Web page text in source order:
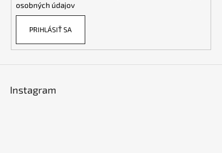
osobných údajov
PRIHLÁSIŤ SA
Instagram